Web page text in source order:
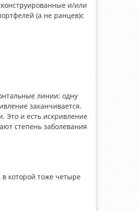
и/или
(а не ранцев)с
линии: одну
заканчивается.
Это и есть искривление
степень заболевания
которой тоже четыре